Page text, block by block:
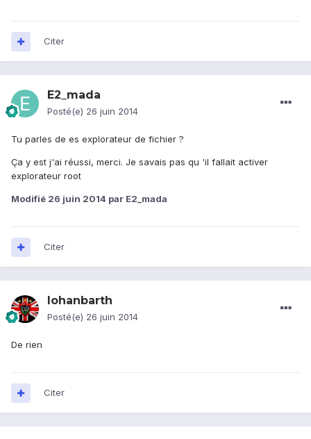
Citer
E2_mada
Posté(e) 26 juin 2014
Tu parles de es explorateur de fichier ?
Ça y est j'ai réussi, merci. Je savais pas qu 'il fallait activer
explorateur root
Modifié 26 juin 2014 par E2_mada
Citer
lohanbarth
Posté(e) 26 juin 2014
De rien
Citer